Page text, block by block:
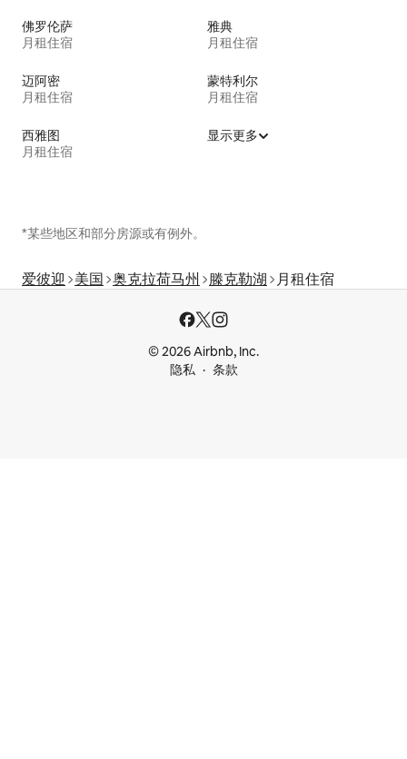
佛罗伦萨
月租住宿
雅典
月租住宿
迈阿密
月租住宿
蒙特利尔
月租住宿
西雅图
月租住宿
显示更多
*某些地区和部分房源或有例外。
爱彼迎 美国 奥克拉荷马州 滕克勒湖 月租住宿
© 2026 Airbnb, Inc.
隐私
条款